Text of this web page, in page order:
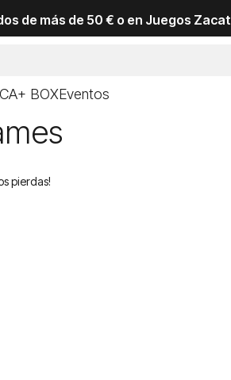
de más de 50 € o en Juegos
BOXEventos
pierdas!